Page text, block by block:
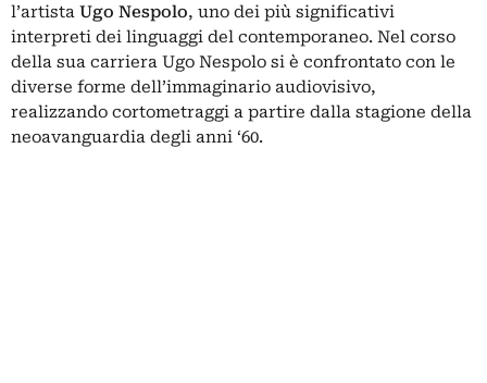
l’artista Ugo Nespolo, uno dei più significativi
interpreti dei linguaggi del contemporaneo. Nel corso
della sua carriera Ugo Nespolo si è confrontato con le
diverse forme dell’immaginario audiovisivo,
realizzando cortometraggi a partire dalla stagione della
neoavanguardia degli anni ‘60.